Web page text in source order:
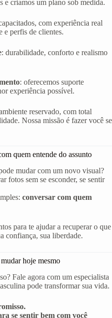
e criamos um plano sob medida.
com experiência real
e perfis de clientes.
: durabilidade, conforto e realismo
: oferecemos suporte
experiência possível.
reservado, com total
Nossa missão é fazer você se
quem entende do assunto
mudar com um novo visual?
fotos sem se esconder, se sentir
conversar com quem
para te ajudar a recuperar o que
confiança, sua liberdade.
hoje mesmo
Fale agora com um especialista
pode transformar sua vida.
se sentir bem com você